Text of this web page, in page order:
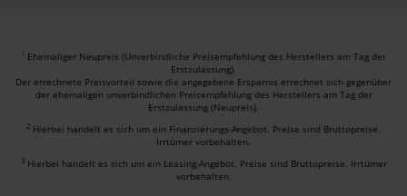
1 Ehemaliger Neupreis (Unverbindliche Preisempfehlung des Herstellers am Tag der
Erstzulassung).
Der errechnete Preisvorteil sowie die angegebene Ersparnis errechnet sich gegenüber
der ehemaligen unverbindlichen Preisempfehlung des Herstellers am Tag der
Erstzulassung (Neupreis).
2 Hierbei handelt es sich um ein Finanzierungs-Angebot. Preise sind Bruttopreise.
Irrtümer vorbehalten.
3 Hierbei handelt es sich um ein Leasing-Angebot. Preise sind Bruttopreise. Irrtümer
vorbehalten.